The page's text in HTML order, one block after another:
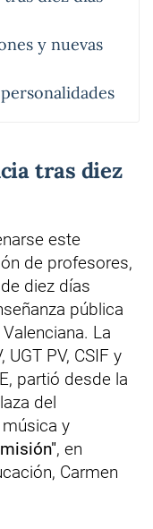
y nuevas
tras diez
este
de profesores,
diez días
pública
La
PV, CSIF y
partió desde la
del
y
, en
Carmen